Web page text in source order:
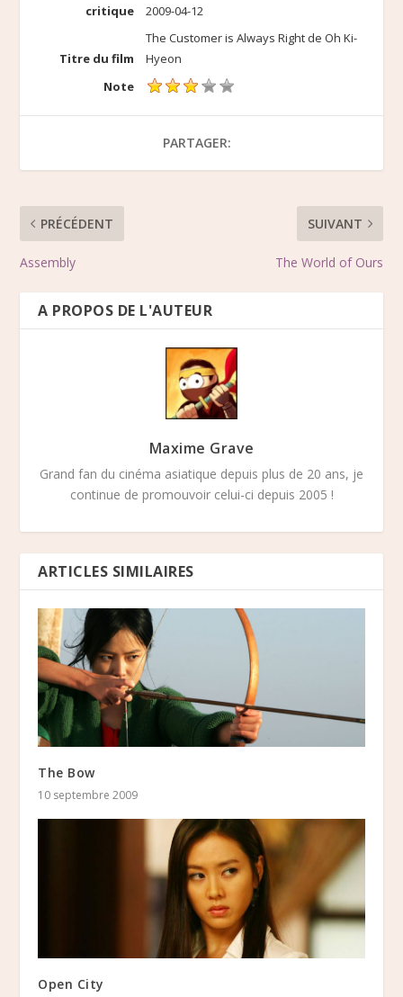
critique
2009-04-12
Titre du film
The Customer is Always Right de Oh Ki-
Hyeon
Note
PARTAGER:
PRÉCÉDENT
Assembly
SUIVANT
The World of Ours
A PROPOS DE L'AUTEUR
Maxime Grave
Grand fan du cinéma asiatique depuis plus de 20 ans, je
continue de promouvoir celui-ci depuis 2005 !
ARTICLES SIMILAIRES
The Bow
10 septembre 2009
Open City